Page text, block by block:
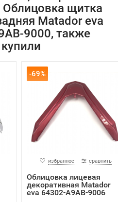
Облицовка щитка
Matador eva
9000, также
купили
-69%
избранное сравнить
Облицовка лицевая
декоративная Matador
eva 64302-A9AB-9006